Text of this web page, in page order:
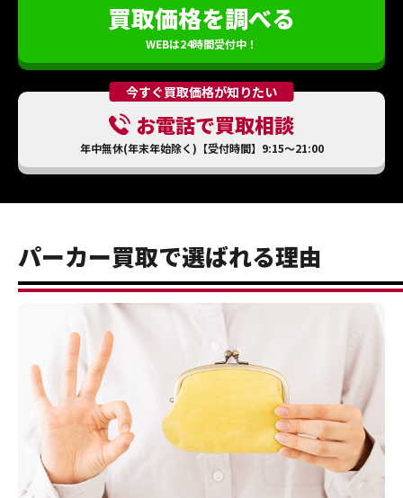
買取価格を調べる
WEBは24時間受付中！
今すぐ買取価格が知りたい
お電話で買取相談
年中無休(年末年始除く)【受付時間】9:15～21:00
パーカー買取で選ばれる理由